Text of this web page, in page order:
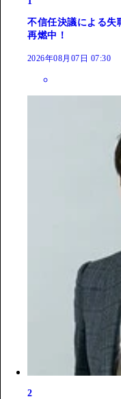
不信任決議による失
再燃中！
2026年08月07日 07:30
2